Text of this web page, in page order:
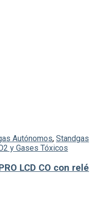
Autónomos, Standgas
y Gases Tóxicos
LCD CO con relé